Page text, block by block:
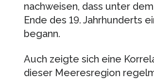
nachweisen, dass unter
Ende des 19. Jahrhunderts
begann.
Auch zeigte sich eine
dieser Meeresregion